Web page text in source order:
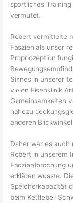
sportliches
vermutet.
Robert vermittelte
Faszien als unser
Propriozeption
Sinnes in unserer
vielen Eisenklinik
Gemeinsamkeiten
nahezu
anderen
Daher war es auch
Robert in unserem
Faszienforschung
erklären wusste.
Speicherkapazität
beim Kettlebell